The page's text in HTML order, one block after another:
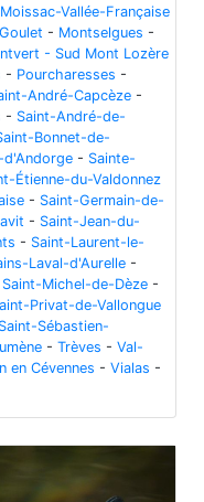
Moissac-Vallée-Française
- Montselgues -
- Sud Mont Lozère
- Pourcharesses -
André-Capcèze -
- Saint-André-de-
Bonnet-de-
d'Andorge - Sainte-
Étienne-du-Valdonnez
- Saint-Germain-de-
- Saint-Jean-du-
- Saint-Laurent-le-
Laval-d'Aurelle -
Saint-Michel-de-Dèze -
Privat-de-Vallongue
Saint-Sébastien-
- Trèves - Val-
en Cévennes - Vialas -